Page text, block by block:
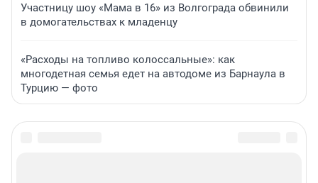
Участницу шоу «Мама в 16» из Волгограда обвинили
в домогательствах к младенцу
«Расходы на топливо колоссальные»: как
многодетная семья едет на автодоме из Барнаула в
Турцию — фото